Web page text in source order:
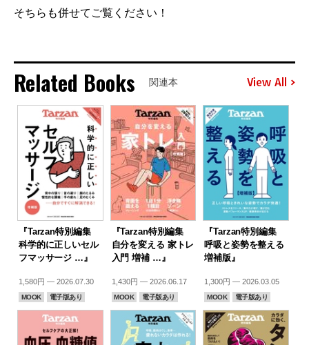
そちらも併せてご覧ください！
Related Books 関連本 View All
『Tarzan特別編集
科学的に正しいセル
フマッサージ …』
1,580円 — 2026.07.30
MOOK 電子版あり
『Tarzan特別編集
自分を変える 家トレ
入門 増補 …』
1,430円 — 2026.06.17
MOOK 電子版あり
『Tarzan特別編集
呼吸と姿勢を整える
増補版』
1,300円 — 2026.03.05
MOOK 電子版あり